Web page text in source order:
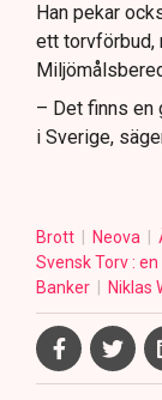
Han pekar
ett torvförbud,
– Det finns en
i Sverige,
Brott Neova
Svensk Torv :
Banker
Niklas